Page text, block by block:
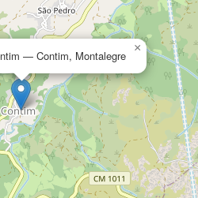
— Contim, Montalegre
×